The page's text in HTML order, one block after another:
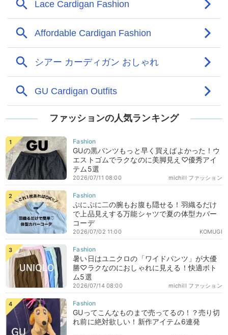
ファッションの人気ランキング
GUの黒パンツもっと早く買えばよかった！ウ
エストゴムでラクなのに美脚見え♡優秀アイ
テム5選
michill ファッション
2026/07/11 08:00
ぷにぷに二の腕もお腹も隠せる！羽織るだけ
で上品見えする万能シャツで夏の体型カバー
コーデ
KOMUGI
2026/07/02 11:00
暑い日はユニクロの「ワイドパンツ」が大優
勝♡ラクなのにおしゃれに見える！快適ボト
ム5選
michill ファッション
2026/07/14 08:00
GUってこんなものまで売ってるの！？売り切
れ前に絶対欲しい！新作アイテム6連発